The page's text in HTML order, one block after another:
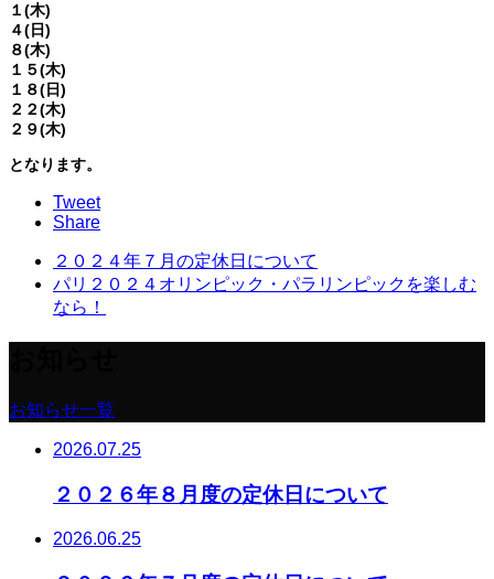
１(木)
４(日)
８(木)
１５(木)
１８(日)
２２(木)
２９(木)
となります。
Tweet
Share
２０２４年７月の定休日について
パリ２０２４オリンピック・パラリンピックを楽しむ
なら！
お知らせ一覧
2026.07.25
２０２６年８月度の定休日について
2026.06.25